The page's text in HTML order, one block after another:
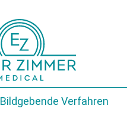
Bildgebende Verfahren